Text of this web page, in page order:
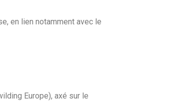
en lien notamment avec le
Europe), axé sur le